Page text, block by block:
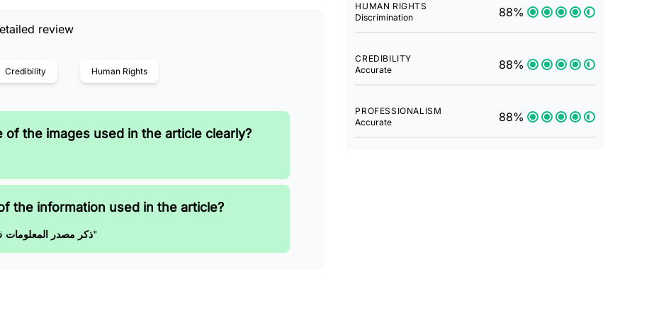
review
Credibility Human Rights
the images used in the article clearly?
the information used in the article?
ذكر مصدر المعلوماتقال سمير عبد الناصر، أمين عام جامعة عين شمس، لـ"فيتو"
HUMAN RIGHTS
Discrimination
88%
CREDIBILITY
Accurate
88%
PROFESSIONALISM
Accurate
88%